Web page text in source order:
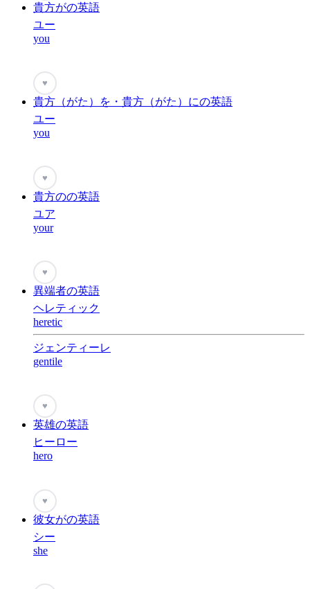
貴方がの英語
ユー
you
♥
貴方（がた）を・貴方（がた）にの英語
ユー
you
♥
貴方のの英語
ユア
your
♥
異端者の英語
ヘレティック
heretic
ジェンティーレ
gentile
♥
英雄の英語
ヒーロー
hero
♥
彼女がの英語
シー
she